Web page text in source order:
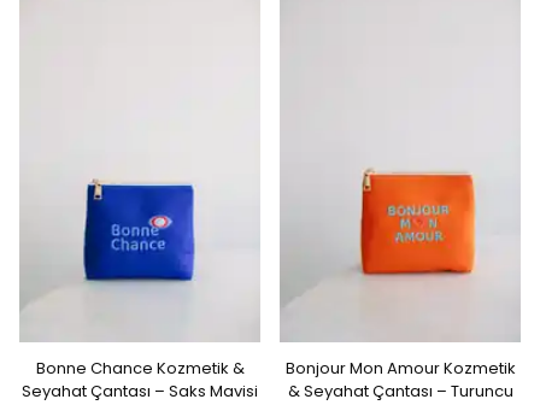
Bonne Chance Kozmetik &
Seyahat Çantası – Saks Mavisi
Bonjour Mon Amour Kozmetik
& Seyahat Çantası – Turuncu